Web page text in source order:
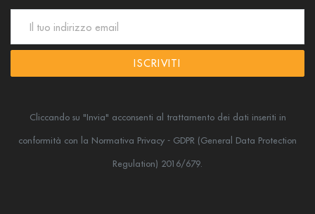
ISCRIVITI
Cliccando su "Invia" acconsenti al trattamento dei dati inseriti in
conformità con la Normativa Privacy - GDPR (General Data Protection
Regulation) 2016/679.